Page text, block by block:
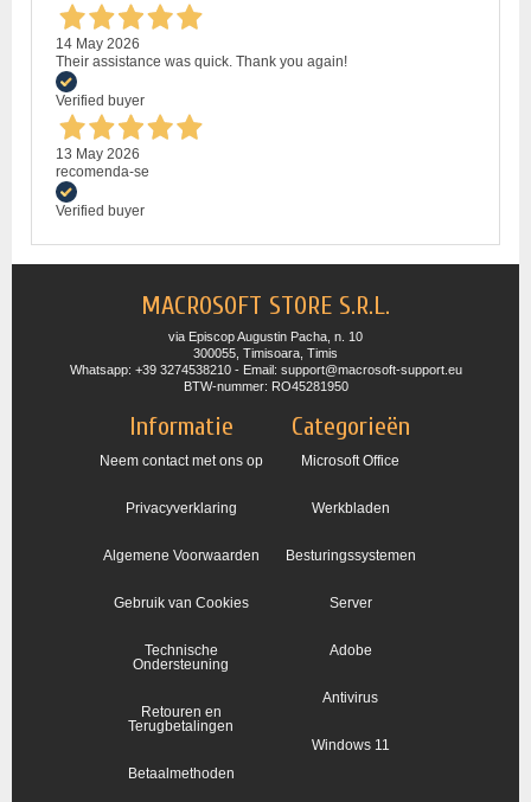
14 May 2026
Their assistance was quick. Thank you again!
Verified buyer
13 May 2026
recomenda-se
Verified buyer
MACROSOFT STORE S.R.L.
via Episcop Augustin Pacha, n. 10
300055, Timisoara, Timis
Whatsapp: +39 3274538210 - Email: support@macrosoft-support.eu
BTW-nummer: RO45281950
Informatie
Neem contact met ons op
Privacyverklaring
Algemene Voorwaarden
Gebruik van Cookies
Technische
Ondersteuning
Retouren en
Terugbetalingen
Betaalmethoden
Categorieën
Microsoft Office
Werkbladen
Besturingssystemen
Server
Adobe
Antivirus
Windows 11